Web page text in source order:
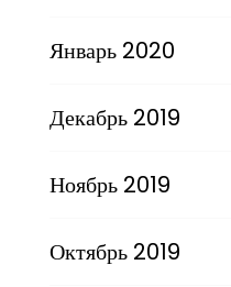
Январь 2020
Декабрь 2019
Ноябрь 2019
Октябрь 2019